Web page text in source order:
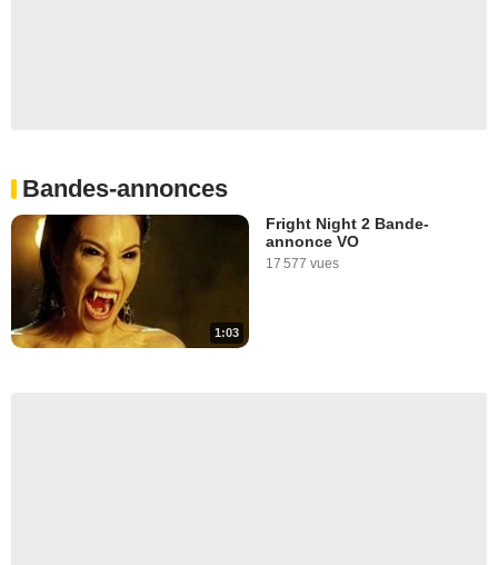
Bandes-annonces
1:03
Fright Night 2 Bande-
annonce VO
17 577 vues